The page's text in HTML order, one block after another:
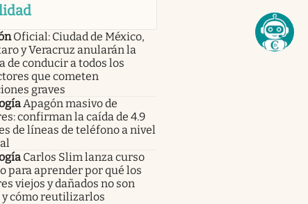
Oficial: Ciudad de México,
y Veracruz anularán la
de conducir a todos los
que cometen
graves
Apagón masivo de
confirman la caída de 4.9
de líneas de teléfono a nivel
Carlos Slim lanza curso
para aprender por qué los
viejos y dañados no son
y cómo reutilizarlos